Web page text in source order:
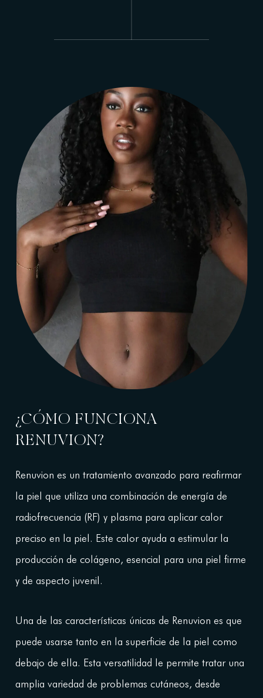
¿CÓMO FUNCIONA
RENUVION?
Renuvion es un tratamiento avanzado para reafirmar
la piel que utiliza una combinación de energía de
radiofrecuencia (RF) y plasma para aplicar calor
preciso en la piel. Este calor ayuda a estimular la
producción de colágeno, esencial para una piel firme
y de aspecto juvenil.
Una de las características únicas de Renuvion es que
puede usarse tanto en la superficie de la piel como
debajo de ella. Esta versatilidad le permite tratar una
amplia variedad de problemas cutáneos, desde